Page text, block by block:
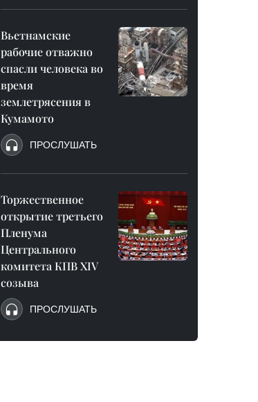
Вьетнамские
рабочие отважно
спасли человека во
время
землетрясения в
Кумамото
ПРОСЛУШАТЬ
Торжественное
открытие третьего
Пленума
Центрального
комитета КПВ XIV
созыва
ПРОСЛУШАТЬ